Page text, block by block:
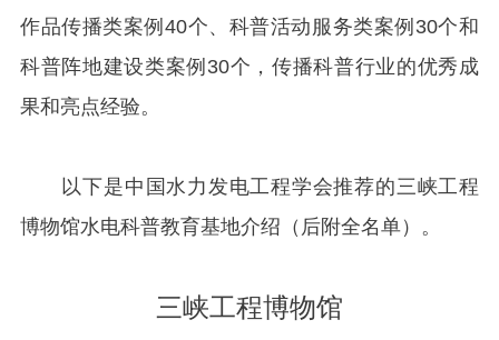
作品传播类案例40个、科普活动服务类案例30个和
科普阵地建设类案例30个，传播科普行业的优秀成
果和亮点经验。
以下是中国水力发电工程学会推荐的三峡工程
博物馆水电科普教育基地介绍（后附全名单） 。
三峡工程博物馆